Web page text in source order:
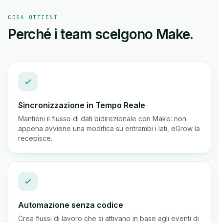
COSA OTTIENI
Perché i team scelgono Make.
Sincronizzazione in Tempo Reale
Mantieni il flusso di dati bidirezionale con Make: non
appena avviene una modifica su entrambi i lati, eGrow la
recepisce.
Automazione senza codice
Crea flussi di lavoro che si attivano in base agli eventi di